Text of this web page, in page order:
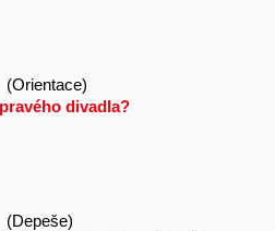
(Orientace)
divadla?
(Depeše)